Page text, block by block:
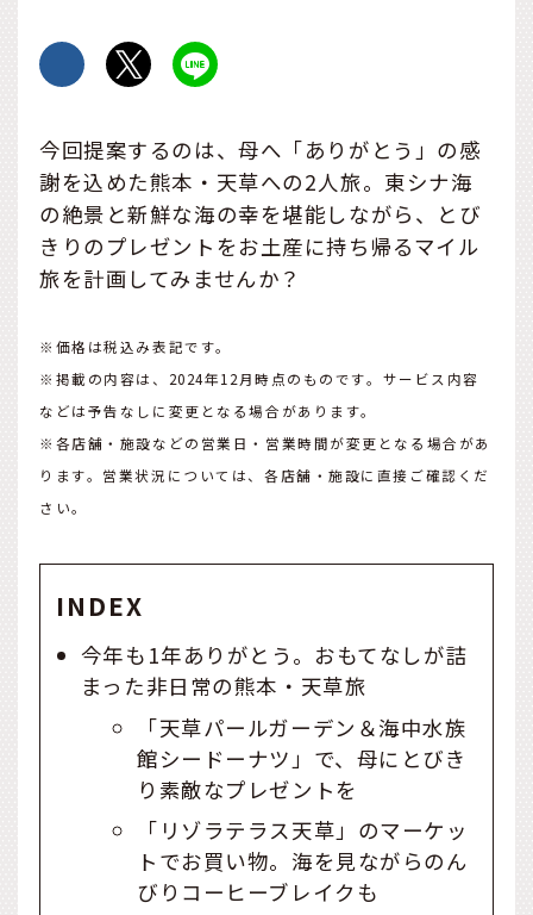
今回提案するのは、母へ「ありがとう」の感
謝を込めた熊本・天草への2人旅。東シナ海
の絶景と新鮮な海の幸を堪能しながら、とび
きりのプレゼントをお土産に持ち帰るマイル
旅を計画してみませんか？
※価格は税込み表記です。
※掲載の内容は、2024年12月時点のものです。サービス内容
などは予告なしに変更となる場合があります。
※各店舗・施設などの営業日・営業時間が変更となる場合があ
ります。営業状況については、各店舗・施設に直接ご確認くだ
さい。
INDEX
今年も1年ありがとう。おもてなしが詰
まった非日常の熊本・天草旅
「天草パールガーデン＆海中水族
館シードーナツ」で、母にとびき
り素敵なプレゼントを
「リゾラテラス天草」のマーケッ
トでお買い物。海を見ながらのん
びりコーヒーブレイクも